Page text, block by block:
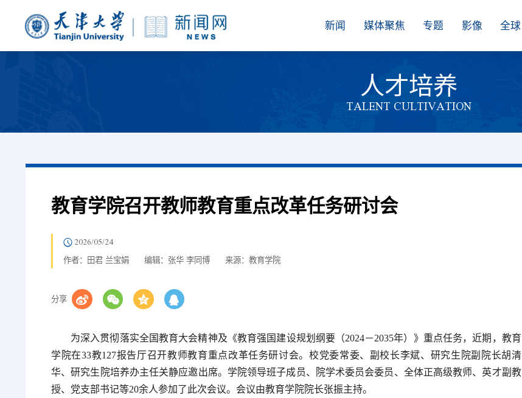
新闻 媒体聚焦 专题 影像 全球
人才培养
TALENT CULTIVATION
教育学院召开教师教育重点改革任务研讨会
2026/05/24
作者：田君 兰宝娟 编辑：张华 李同博 来源：教育学院
分享
为深入贯彻落实全国教育大会精神及《教育强国建设规划纲要（2024－2035年）》重点任务，近期，教育
学院在33教127报告厅召开教师教育重点改革任务研讨会。校党委常委、副校长李斌、研究生院副院长胡清
华、研究生院培养办主任关静应邀出席。学院领导班子成员、院学术委员会委员、全体正高级教师、英才副教
授、党支部书记等20余人参加了此次会议。会议由教育学院院长张振主持。